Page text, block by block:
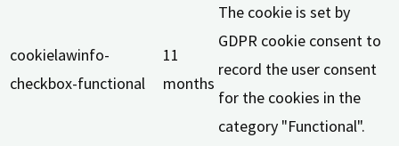
cookielawinfo-
checkbox-functional
11
months
The cookie is set by
GDPR cookie consent to
record the user consent
for the cookies in the
category "Functional".